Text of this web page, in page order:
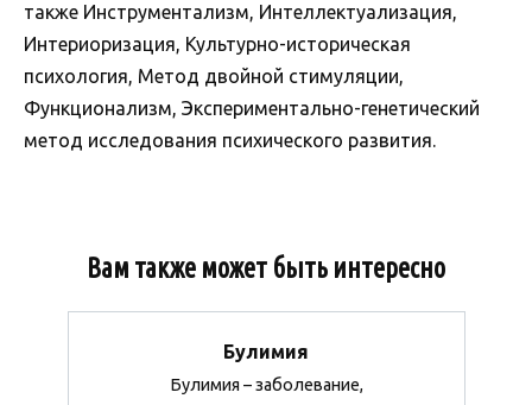
также Инструментализм, Интеллектуализация,
Интериоризация, Культурно-историческая
психология, Метод двойной стимуляции,
Функционализм, Экспериментально-генетический
метод исследования психического развития.
Вам также может быть интересно
Булимия
Булимия – заболевание,